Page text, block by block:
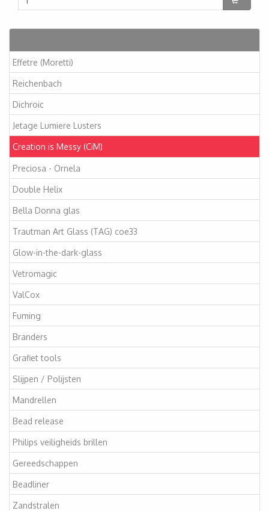
Effetre (Moretti)
Reichenbach
Dichroic
Jetage Lumiere Lusters
Creation is Messy (CiM)
Preciosa - Ornela
Double Helix
Bella Donna glas
Trautman Art Glass (TAG) coe33
Glow-in-the-dark-glass
Vetromagic
ValCox
Fuming
Branders
Grafiet tools
Slijpen / Polijsten
Mandrellen
Bead release
Philips veiligheids brillen
Gereedschappen
Beadliner
Zandstralen